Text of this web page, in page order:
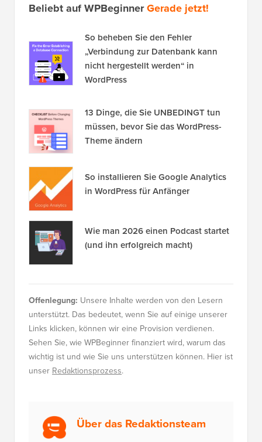
Beliebt auf WPBeginnerGerade jetzt!
So beheben Sie den Fehler
„Verbindung zur Datenbank kann
nicht hergestellt werden“ in
WordPress
13 Dinge, die Sie UNBEDINGT tun
müssen, bevor Sie das WordPress-
Theme ändern
So installieren Sie Google Analytics
in WordPress für Anfänger
Wie man 2026 einen Podcast startet
(und ihn erfolgreich macht)
Offenlegung: Unsere Inhalte werden von den Lesern
unterstützt. Das bedeutet, wenn Sie auf einige unserer
Links klicken, können wir eine Provision verdienen.
Sehen Sie, wie WPBeginner finanziert wird, warum das
wichtig ist und wie Sie uns unterstützen können. Hier ist
unser Redaktionsprozess.
Über das Redaktionsteam